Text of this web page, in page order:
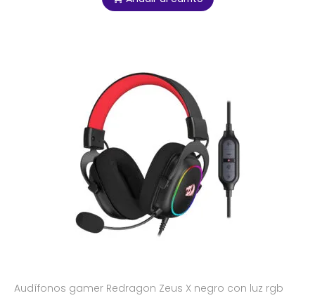
Audífonos gamer Redragon Zeus X negro con luz rgb